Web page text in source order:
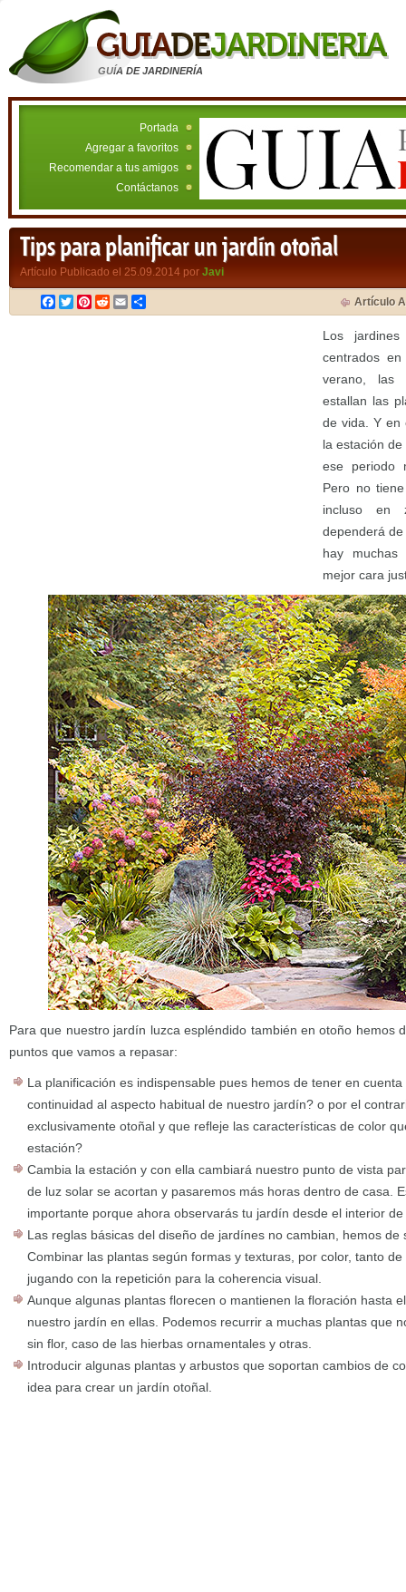
GUÍA DE JARDINERÍA
Portada
Agregar a favoritos
Recomendar a tus amigos
Contáctanos
Tips para planificar un jardín otoñal
Artículo Publicado el 25.09.2014 por Javi
Facebook
TwitterPinterest
RedditEmail Artículo
Los
centrados
verano, las
estallan las
de vida. Y en
la estación
ese periodo
Pero no
incluso en
dependerá
hay
mejor cara
Para que nuestro jardín luzca espléndido también en otoño hemos
puntos que vamos a repasar:
La planificación es indispensable pues hemos de tener en
continuidad al aspecto habitual de nuestro jardín? o por el
exclusivamente otoñal y que refleje las características de color
estación?
Cambia la estación y con ella cambiará nuestro punto de vista
de luz solar se acortan y pasaremos más horas dentro de casa.
importante porque ahora observarás tu jardín desde el interior
Las reglas básicas del diseño de jardínes no cambian, hemos de
Combinar las plantas según formas y texturas, por color, tanto
jugando con la repetición para la coherencia visual.
Aunque algunas plantas florecen o mantienen la floración hasta
nuestro jardín en ellas. Podemos recurrir a muchas plantas que
sin flor, caso de las hierbas ornamentales y otras.
Introducir algunas plantas y arbustos que soportan cambios de
idea para crear un jardín otoñal.